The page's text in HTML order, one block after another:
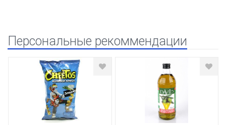
Персональные рекоммендации